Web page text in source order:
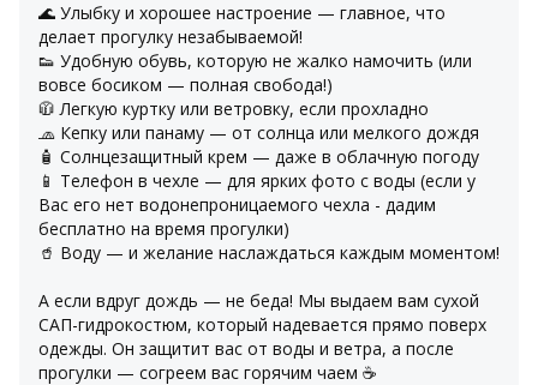
🌊 Улыбку и хорошее настроение — главное, что
делает прогулку незабываемой!
👟 Удобную обувь, которую не жалко намочить (или
вовсе босиком — полная свобода!)
🧥 Легкую куртку или ветровку, если прохладно
🧢 Кепку или панаму — от солнца или мелкого дождя
🧴 Солнцезащитный крем — даже в облачную погоду
📱 Телефон в чехле — для ярких фото с воды (если у
Вас его нет водонепроницаемого чехла - дадим
бесплатно на время прогулки)
🥤 Воду — и желание наслаждаться каждым моментом!
А если вдруг дождь — не беда! Мы выдаем вам сухой
САП-гидрокостюм, который надевается прямо поверх
одежды. Он защитит вас от воды и ветра, а после
прогулки — согреем вас горячим чаем ☕️